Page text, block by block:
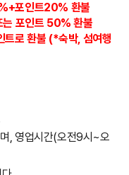
포인트20% 환불
포인트 50% 환불
트로 환불 (*숙박, 섬여행
, 영업시간(오전9시~오